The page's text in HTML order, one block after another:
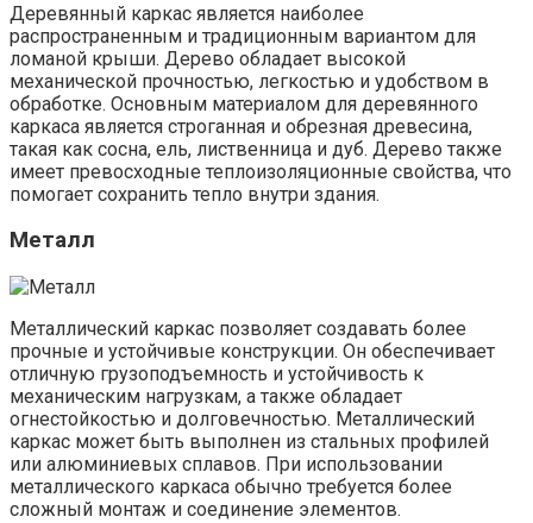
Деревянный каркас является наиболее
распространенным и традиционным вариантом для
ломаной крыши. Дерево обладает высокой
механической прочностью, легкостью и удобством в
обработке. Основным материалом для деревянного
каркаса является строганная и обрезная древесина,
такая как сосна, ель, лиственница и дуб. Дерево также
имеет превосходные теплоизоляционные свойства, что
помогает сохранить тепло внутри здания.
Металл
Металлический каркас позволяет создавать более
прочные и устойчивые конструкции. Он обеспечивает
отличную грузоподъемность и устойчивость к
механическим нагрузкам, а также обладает
огнестойкостью и долговечностью. Металлический
каркас может быть выполнен из стальных профилей
или алюминиевых сплавов. При использовании
металлического каркаса обычно требуется более
сложный монтаж и соединение элементов.